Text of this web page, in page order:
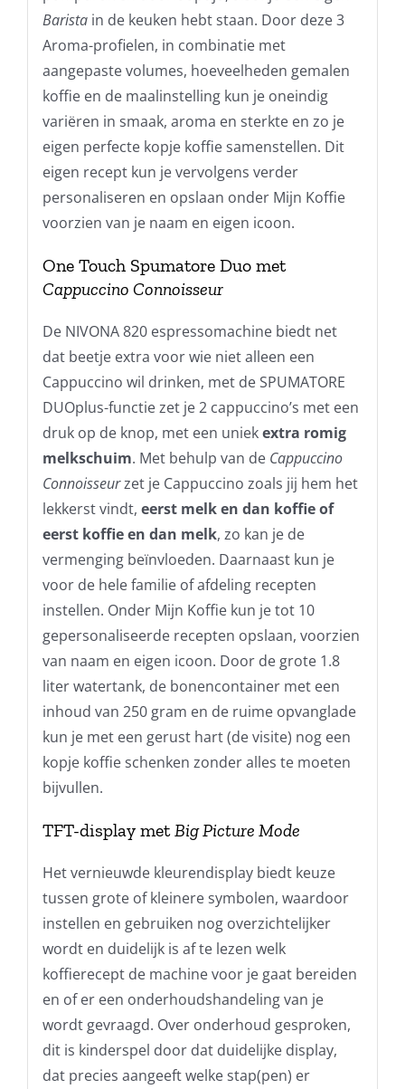
Baristain de keuken hebt staan. Door deze 3
Aroma-profielen, in combinatie met
aangepaste volumes, hoeveelheden gemalen
koffie en de maalinstelling kun je oneindig
variëren in smaak, aroma en sterkte en zo je
eigen perfecte kopje koffie samenstellen. Dit
eigen recept kun je vervolgens verder
personaliseren en opslaan onder Mijn Koffie
voorzien van je naam en eigen icoon.
One Touch Spumatore Duo met
Cappuccino Connoisseur
De NIVONA 820 espressomachine biedt net
dat beetje extra voor wie niet alleen een
Cappuccino wil drinken, met de SPUMATORE
DUOplus-functie zet je 2 cappuccino’s met een
druk op de knop, met een uniekextra romig
melkschuim. Met behulp van de Cappuccino
Connoisseurzet je Cappuccino zoals jij hem het
lekkerst vindt, eerst melk en dan koffie of
eerst koffie en dan melk, zo kan je de
vermenging beïnvloeden. Daarnaast kun je
voor de hele familie of afdeling recepten
instellen. Onder Mijn Koffie kun je tot 10
gepersonaliseerde recepten opslaan, voorzien
van naam en eigen icoon. Door de grote 1.8
liter watertank, de bonencontainer met een
inhoud van 250 gram en de ruime opvanglade
kun je met een gerust hart (de visite) nog een
kopje koffie schenken zonder alles te moeten
bijvullen.
TFT-display metBig Picture Mode
Het vernieuwde kleurendisplay biedt keuze
tussen grote of kleinere symbolen, waardoor
instellen en gebruiken nog overzichtelijker
wordt en duidelijk is af te lezen welk
koffierecept de machine voor je gaat bereiden
en of er een onderhoudshandeling van je
wordt gevraagd. Over onderhoud gesproken,
dit is kinderspel door dat duidelijke display,
dat precies aangeeft welke stap(pen) er